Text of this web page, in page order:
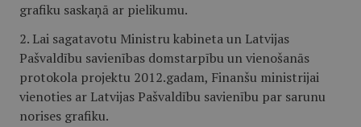
grafiku saskaņā ar pielikumu.
2. Lai sagatavotu Ministru kabineta un Latvijas
Pašvaldību savienības domstarpību un vienošanās
protokola projektu 2012.gadam, Finanšu ministrijai
vienoties ar Latvijas Pašvaldību savienību par sarunu
norises grafiku.